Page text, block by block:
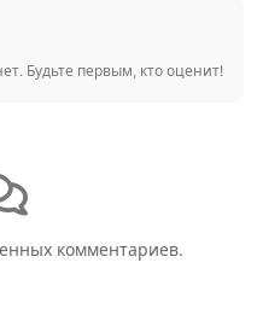
Будьте первым, кто оценит!
комментариев.